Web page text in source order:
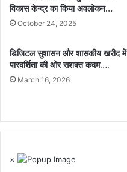
विकास केन्द्र का किया अवलोकन…
October 24, 2025
डिजिटल सुशासन और शासकीय खरीद में
पारदर्शिता की ओर सशक्त कदम….
March 16, 2026
×